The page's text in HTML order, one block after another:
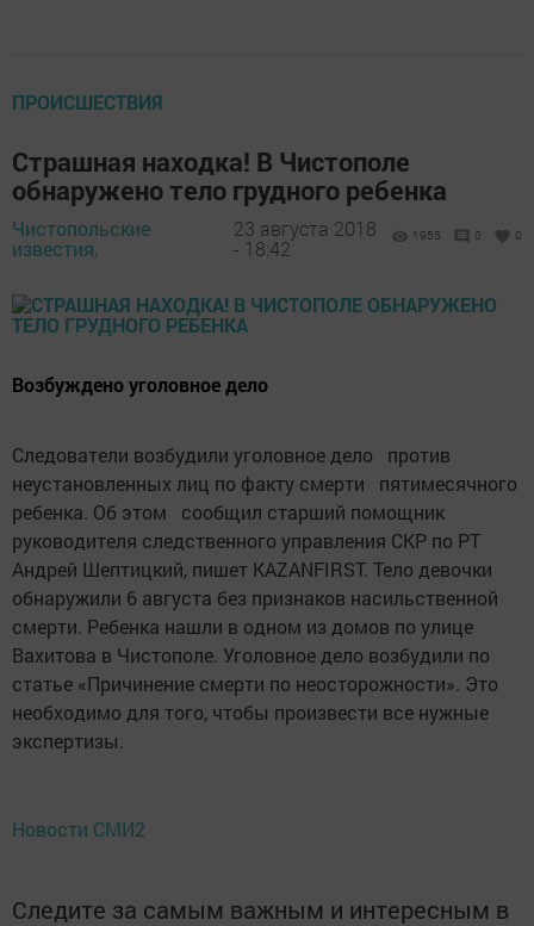
ПРОИСШЕСТВИЯ
Страшная находка! В Чистополе
обнаружено тело грудного ребенка
Чистопольские
известия,
23 августа 2018
- 18:42
1955 0 0
Возбуждено уголовное дело
Следователи возбудили уголовное дело против
неустановленных лиц по факту смерти пятимесячного
ребенка. Об этом сообщил старший помощник
руководителя следственного управления СКР по РТ
Андрей Шептицкий, пишет KAZANFIRST. Тело девочки
обнаружили 6 августа без признаков насильственной
смерти. Ребенка нашли в одном из домов по улице
Вахитова в Чистополе. Уголовное дело возбудили по
статье «Причинение смерти по неосторожности». Это
необходимо для того, чтобы произвести все нужные
экспертизы.
Новости СМИ2
Следите за самым важным и интересным в